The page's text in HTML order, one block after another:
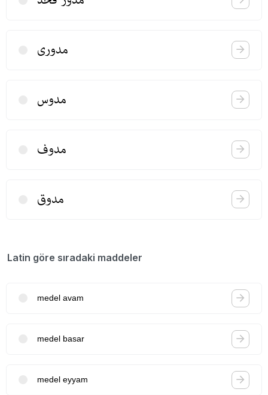
مدوری
مدوس
مدوف
مدوق
Latin göre sıradaki maddeler
medel avam
medel basar
medel eyyam